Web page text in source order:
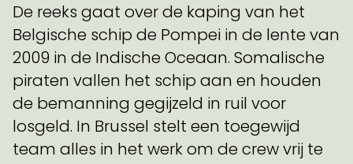
De reeks gaat over de kaping van het
Belgische schip de Pompei in de lente van
2009 in de Indische Oceaan. Somalische
piraten vallen het schip aan en houden
de bemanning gegijzeld in ruil voor
losgeld. In Brussel stelt een toegewijd
team alles in het werk om de crew vrij te